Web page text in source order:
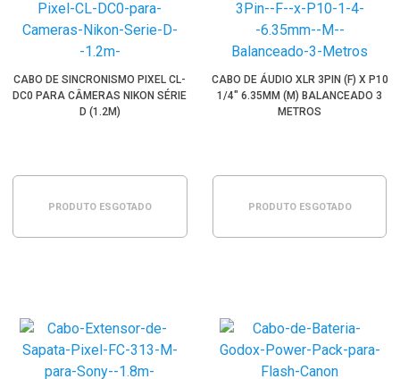
CABO DE SINCRONISMO PIXEL CL-
DC0 PARA CÂMERAS NIKON SÉRIE
D (1.2M)
PRODUTO ESGOTADO
CABO DE ÁUDIO XLR 3PIN (F) X P10
1/4" 6.35MM (M) BALANCEADO 3
METROS
PRODUTO ESGOTADO